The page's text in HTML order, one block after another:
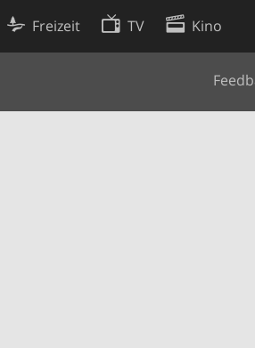
Freizeit TV Kino